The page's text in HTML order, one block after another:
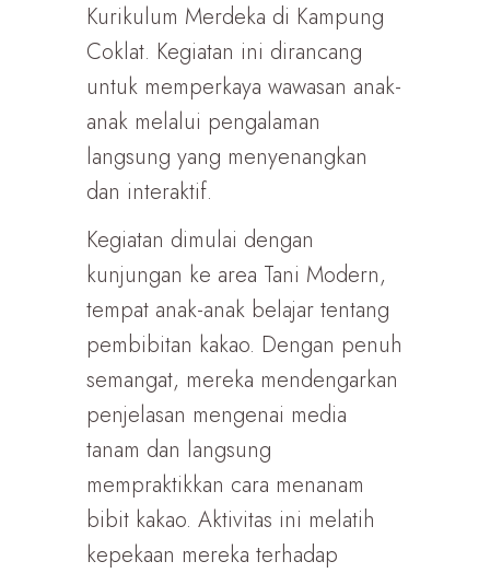
Kurikulum Merdeka di Kampung
Coklat. Kegiatan ini dirancang
untuk memperkaya wawasan anak-
anak melalui pengalaman
langsung yang menyenangkan
dan interaktif.
Kegiatan dimulai dengan
kunjungan ke area Tani Modern,
tempat anak-anak belajar tentang
pembibitan kakao. Dengan penuh
semangat, mereka mendengarkan
penjelasan mengenai media
tanam dan langsung
mempraktikkan cara menanam
bibit kakao. Aktivitas ini melatih
kepekaan mereka terhadap